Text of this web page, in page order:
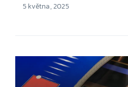
5 května, 2025